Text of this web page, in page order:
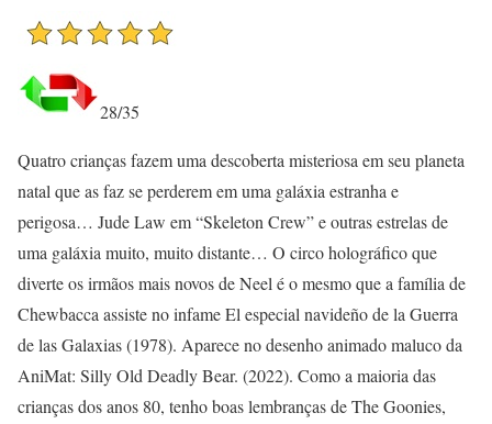
28/35
Quatro crianças fazem uma descoberta misteriosa em seu planeta
natal que as faz se perderem em uma galáxia estranha e
perigosa… Jude Law em “Skeleton Crew” e outras estrelas de
uma galáxia muito, muito distante… O circo holográfico que
diverte os irmãos mais novos de Neel é o mesmo que a família de
Chewbacca assiste no infame El especial navideño de la Guerra
de las Galaxias (1978). Aparece no desenho animado maluco da
AniMat: Silly Old Deadly Bear. (2022). Como a maioria das
crianças dos anos 80, tenho boas lembranças de The Goonies,